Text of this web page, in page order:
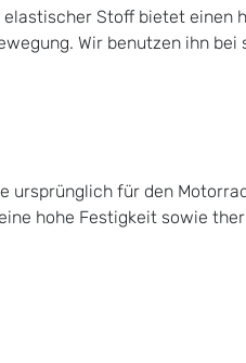
Stoff bietet einen
Wir benutzen ihn
ursprünglich für den
hohe Festigkeit sowie